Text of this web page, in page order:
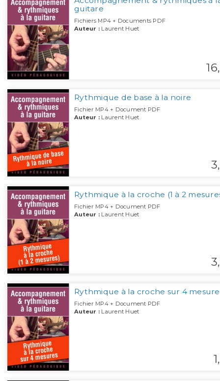
guitare
Fichiers MP4 + Documents PDF
Auteur : Laurent Huet
16,
Rythmique de base à la noire
Fichier MP4 + Document PDF
Auteur : Laurent Huet
3,
Rythmique à la croche (1 à 2
Fichier MP4 + Document PDF
Auteur : Laurent Huet
3,
Rythmique à la croche sur 4
Fichier MP4 + Document PDF
Auteur : Laurent Huet
1,